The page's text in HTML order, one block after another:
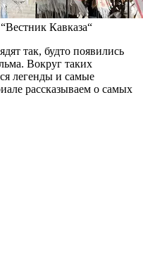
Кавказа“
так, будто появились
Вокруг таких
легенды и самые
рассказываем о самых